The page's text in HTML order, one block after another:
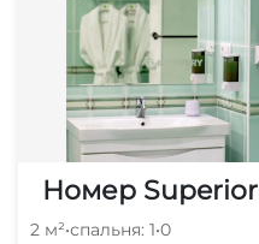
Номер Superior
2 м²•спальня: 1•0